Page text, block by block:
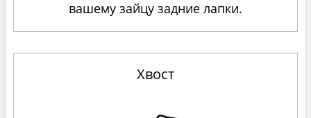
вашему зайцу задние лапки.
Хвост